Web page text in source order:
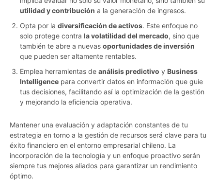
utilidad y contribución a la generación de ingresos.
Opta por la diversificación de activos. Este enfoque no
solo protege contra la volatilidad del mercado, sino que
también te abre a nuevas oportunidades de inversión
que pueden ser altamente rentables.
Emplea herramientas de análisis predictivo y Business
Intelligence para convertir datos en información que guíe
tus decisiones, facilitando así la optimización de la gestión
y mejorando la eficiencia operativa.
Mantener una evaluación y adaptación constantes de tu
estrategia en torno a la gestión de recursos será clave para tu
éxito financiero en el entorno empresarial chileno. La
incorporación de la tecnología y un enfoque proactivo serán
siempre tus mejores aliados para garantizar un rendimiento
óptimo.